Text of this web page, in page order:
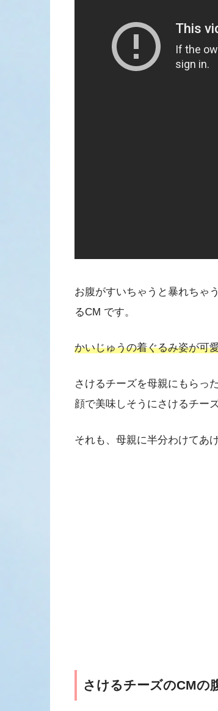
お腹がすいちゃうと暴れちゃ
るCM です。
かいじゅうの着ぐるみ姿が可
さけるチーズを母親にもらっ
顔で美味しそうにさけるチー
それも、母親に半分わけてあ
さけるチーズのCMの